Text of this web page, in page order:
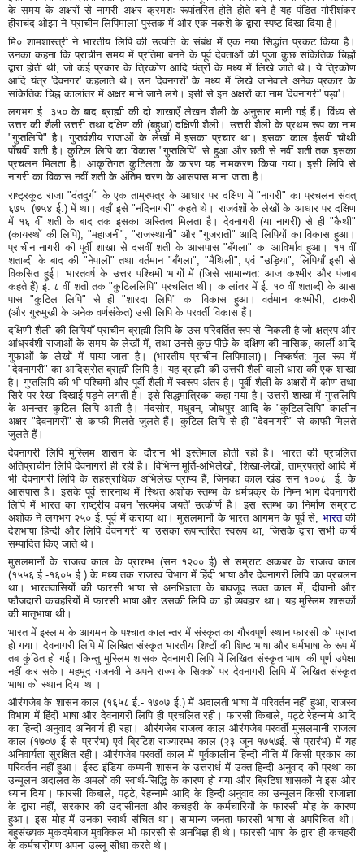
के समय के अक्षरों से नागरी अक्षर क्रमशः रूपांतरित होते होते बने हैं यह पंडित गौरीशंकर
हीराचंद ओझा ने 'प्राचीन लिपिमाला' पुस्तक में और एक नकशे के द्वारा स्पष्ट दिखा दिया है।
मि० शामशास्त्री ने भारतीय लिपि की उत्पत्ति के संबंध में एक नया सिद्धांत प्रकट किया है।
उनका कहना कि प्राचीन समय में प्रतिमा बनने के पूर्व देवताओं की पूजा कुछ सांकेतिक चिह्नों
द्वारा होती थी, जो कई प्रकार के त्रिकोण आदि यंत्रों के मध्य में लिखे जाते थे। ये त्रिकोण
आदि यंत्र 'देवनगर' कहलाते थे। उन 'देवनगरों' के मध्य में लिखे जानेवाले अनेक प्रकार के
सांकेतिक चिह्न कालांतर में अक्षर माने जाने लगे। इसी से इन अक्षरों का नाम 'देवनागरी' पड़ा'।
लगभग ई. ३५० के बाद ब्राह्मी की दो शाखाएँ लेखन शैली के अनुसार मानी गई हैं। विंध्य से
उत्तर की शैली उत्तरी तथा दक्षिण की (बहुधा) दक्षिणी शैली। उत्तरी शैली के प्रथम रूप का नाम
"गुप्तलिपि" है। गुप्तवंशीय राजाओं के लेखों में इसका प्रचार था। इसका काल ईसवी चौथी
पाँचवीं शती है। कुटिल लिपि का विकास "गुप्तलिपि" से हुआ और छठी से नवीं शती तक इसका
प्रचलन मिलता है। आकृतिगत कुटिलता के कारण यह नामकरण किया गया। इसी लिपि से
नागरी का विकास नवीं शती के अंतिम चरण के आसपास माना जाता है।
राष्ट्रकूट राजा "दंतदुर्ग" के एक ताम्रपत्र के आधार पर दक्षिण में "नागरी" का प्रचलन संवत्
६७५ (७५४ ई.) में था। वहाँ इसे "नंदिनागरी" कहते थे। राजवंशों के लेखों के आधार पर दक्षिण
में १६ वीं शती के बाद तक इसका अस्तित्व मिलता है। देवनागरी (या नागरी) से ही "कैथी"
(कायस्थों की लिपि), "महाजनी", "राजस्थानी" और "गुजराती" आदि लिपियों का विकास हुआ।
प्राचीन नागरी की पूर्वी शाखा से दसवीं शती के आसपास "बँगला" का आविर्भाव हुआ। ११ वीं
शताब्दी के बाद की "नेपाली" तथा वर्तमान "बँगला", "मैथिली", एवं "उड़िया", लिपियाँ इसी से
विकसित हुई। भारतवर्ष के उत्तर पश्चिमी भागों में (जिसे सामान्यत: आज कश्मीर और पंजाब
कहते हैं) ई. ८ वीं शती तक "कुटिललिपि" प्रचलित थी। कालांतर में ई. १० वीं शताब्दी के आस
पास "कुटिल लिपि" से ही "शारदा लिपि" का विकास हुआ। वर्तमान कश्मीरी, टाकरी
(और गुरुमुखी के अनेक वर्णसंकेत) उसी लिपि के परवर्ती विकास हैं।
दक्षिणी शैली की लिपियाँ प्राचीन ब्राह्मी लिपि के उस परिवर्तित रूप से निकली है जो क्षत्रप और
आंध्रवंशी राजाओं के समय के लेखों में, तथा उनसे कुछ पीछे के दक्षिण की नासिक, कार्ली आदि
गुफाओं के लेखों में पाया जाता है। (भारतीय प्राचीन लिपिमाला)। निष्कर्षत: मूल रूप में
"देवनागरी" का आदिस्रोत ब्राह्मी लिपि है। यह ब्राह्मी की उत्तरी शैली वाली धारा की एक शाखा
है। गुप्तलिपि की भी पश्चिमी और पूर्वी शैली में स्वरूप अंतर है। पूर्वी शैली के अक्षरों में कोण तथा
सिरे पर रेखा दिखाई पड़ने लगती है। इसे सिद्धमात्रिका कहा गया है। उत्तरी शाखा में गुप्तलिपि
के अनन्तर कुटिल लिपि आती है। मंदसोर, मधुवन, जोधपुर आदि के "कुटिललिपि" कालीन
अक्षर "देवनागरी" से काफी मिलते जुलते हैं। कुटिल लिपि से ही "देवनागरी" से काफी मिलते
जुलते हैं।
देवनागरी लिपि मुस्लिम शासन के दौरान भी इस्तेमाल होती रही है। भारत की प्रचलित
अतिप्राचीन लिपि देवनागरी ही रही है। विभिन्न मूर्ति-अभिलेखों, शिखा-लेखों, ताम्रपत्रों आदि में
भी देवनागरी लिपि के सहस्राधिक अभिलेख प्राप्य हैं, जिनका काल खंड सन १००८ ई. के
आसपास है। इसके पूर्व सारनाथ में स्थित अशोक स्तम्भ के धर्मचक्र के निम्न भाग देवनागरी
लिपि में भारत का राष्ट्रीय वचन 'सत्यमेव जयते' उत्कीर्ण है। इस स्तम्भ का निर्माण सम्राट
अशोक ने लगभग २५० ई. पूर्व में कराया था। मुसलमानों के भारत आगमन के पूर्व से, भारतकी
देशभाषा हिन्दी और लिपि देवनागरी या उसका रूपान्तरित स्वरूप था, जिसके द्वारा सभी कार्य
सम्पादित किए जाते थे।
मुसलमानों के राजत्व काल के प्रारम्भ (सन १२०० ई) से सम्राट अकबर के राजत्व काल
(१५५६ ई.-१६०५ ई.) के मध्य तक राजस्व विभाग में हिंदी भाषा और देवनागरी लिपि का प्रचलन
था। भारतवासियों की फारसी भाषा से अनभिज्ञता के बावजूद उक्त काल में, दीवानी और
फौजदारी कचहरियों में फारसी भाषा और उसकी लिपि का ही व्यवहार था। यह मुस्लिम शासकों
की मातृभाषा थी।
भारत में इस्लाम के आगमन के पश्चात कालान्तर में संस्कृत का गौरवपूर्ण स्थान फारसी को प्राप्त
हो गया। देवनागरी लिपि में लिखित संस्कृत भारतीय शिष्टों की शिष्ट भाषा और धर्मभाषा के रूप में
तब कुंठित हो गई। किन्तु मुस्लिम शासक देवनागरी लिपि में लिखित संस्कृत भाषा की पूर्ण उपेक्षा
नहीं कर सके। महमूद गजनवी ने अपने राज्य के सिक्कों पर देवनागरी लिपि में लिखित संस्कृत
भाषा को स्थान दिया था।
औरंगजेब के शासन काल (१६५८ ई.- १७०७ ई.) में अदालती भाषा में परिवर्तन नहीं हुआ, राजस्व
विभाग में हिंदी भाषा और देवनागरी लिपि ही प्रचलित रही। फारसी किबाले, पट्टे रेहन्नामे आदि
का हिन्दी अनुवाद अनिवार्य ही रहा। औरंगजेब राजत्व काल औरंगजेब परवर्ती मुसलमानी राजत्व
काल (१७०७ ई से प्रारंभ) एवं ब्रिटिश राज्यारम्भ काल (२३ जून १७५७ई. से प्रारंभ) में यह
अनिवार्यता सुरक्षित रही। औरंगजेब परवर्ती काल में पूर्वकालीन हिन्दी नीति में किसी प्रकार का
परिवर्तन नहीं हुआ। ईस्ट इंडिया कम्पनी शासन के उत्तरार्ध में उक्त हिन्दी अनुवाद की प्रथा का
उन्मूलन अदालत के अमलों की स्वार्थ-सिद्धि के कारण हो गया और ब्रिटिश शासकों ने इस ओर
ध्यान दिया। फारसी किबाले, पट्टे, रेहन्नामे आदि के हिन्दी अनुवाद का उन्मूलन किसी राजाज्ञा
के द्वारा नहीं, सरकार की उदासीनता और कचहरी के कर्मचारियों के फारसी मोह के कारण
हुआ। इस मोह में उनका स्वार्थ संचित था। सामान्य जनता फारसी भाषा से अपरिचित थी।
बहुसंख्यक मुकदमेबाज मुवक्किल भी फारसी से अनभिज्ञ ही थे। फारसी भाषा के द्वारा ही कचहरी
के कर्मचारीगण अपना उल्लू सीधा करते थे।